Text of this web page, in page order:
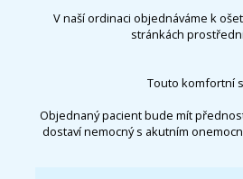
V naší ordinaci objednáváme k
stránkách
Touto komfortní
Objednaný pacient bude mít
dostaví nemocný s akutním